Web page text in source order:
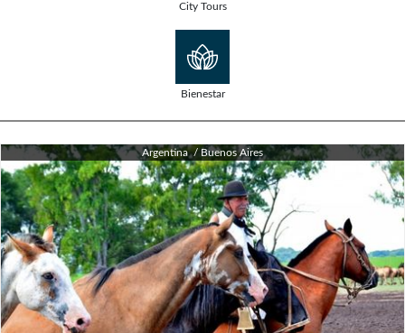
City Tours
Bienestar
Argentina / Buenos Aires